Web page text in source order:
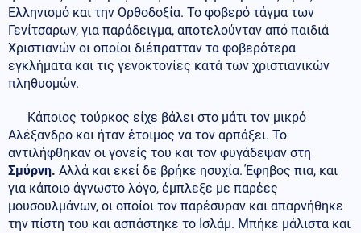
Ελληνισμό και την Ορθοδοξία. Το φοβερό τάγμα των
Γενίτσαρων, για παράδειγμα, αποτελούνταν από παιδιά
Χριστιανών οι οποίοι διέπρατταν τα φοβερότερα
εγκλήματα και τις γενοκτονίες κατά των χριστιανικών
πληθυσμών.
Κάποιος τούρκος είχε βάλει στο μάτι τον μικρό
Αλέξανδρο και ήταν έτοιμος να τον αρπάξει. Το
αντιλήφθηκαν οι γονείς του και τον φυγάδεψαν στη
Σμύρνη. Αλλά και εκεί δε βρήκε ησυχία. Έφηβος πια, και
για κάποιο άγνωστο λόγο, έμπλεξε με παρέες
μουσουλμάνων, οι οποίοι τον παρέσυραν και απαρνήθηκε
την πίστη του και ασπάστηκε το Ισλάμ. Μπήκε μάλιστα και